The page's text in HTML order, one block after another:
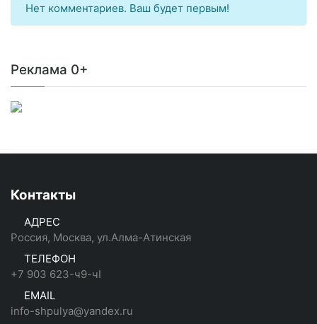
Нет комментариев. Ваш будет первым!
Реклама 0+
Контакты
АДРЕС
Россия, Москва, ул.Алма-Атинская
ТЕЛЕФОН
+7 903 623-ч9-чI
EMAIL
info-shpulya@yandex.ru